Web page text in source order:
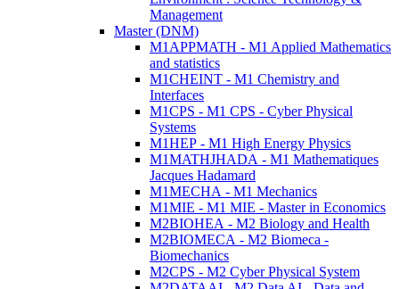
Management
Master (DNM)
M1APPMATH - M1 Applied Mathematics
and statistics
M1CHEINT - M1 Chemistry and
Interfaces
M1CPS - M1 CPS - Cyber Physical
Systems
M1HEP - M1 High Energy Physics
M1MATHJHADA - M1 Mathematiques
Jacques Hadamard
M1MECHA - M1 Mechanics
M1MIE - M1 MIE - Master in Economics
M2BIOHEA - M2 Biology and Health
M2BIOMECA - M2 Biomeca -
Biomechanics
M2CPS - M2 Cyber Physical System